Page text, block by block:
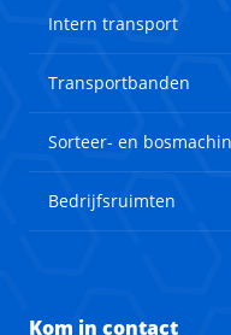
Intern transport
Transportbanden
Sorteer- en
Bedrijfsruimten
Kom in contact